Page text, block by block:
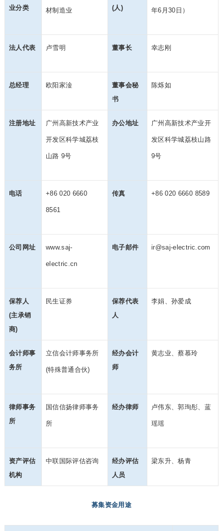
业分类
材制造业
(人)
年6月30日）
法人代表 卢雪明 董事长 幸志刚
总经理 欧阳家淦
董事会秘
书
陈烁如
注册地址 广州高新技术产业
开发区科学城荔枝
山路 9号
办公地址 广州高新技术产业开
发区科学城荔枝山路
9号
电话 +86 020 6660
8561
传真 +86 020 6660 8589
公司网址 www.saj-
electric.cn
电子邮件 ir@saj-electric.com
保荐人
(主承销
商)
民生证券
保荐代表
人
李娟、孙爱成
会计师事
务所
立信会计师事务所
(特殊普通合伙)
经办会计
师
黄志业、蔡慕玲
律师事务
所
国信信扬律师事务
所
经办律师 卢伟东、郭珣彤、蓝
瑶瑶
资产评估
机构
中联国际评估咨询
经办评估
人员
梁东升、杨青
募集资金用途